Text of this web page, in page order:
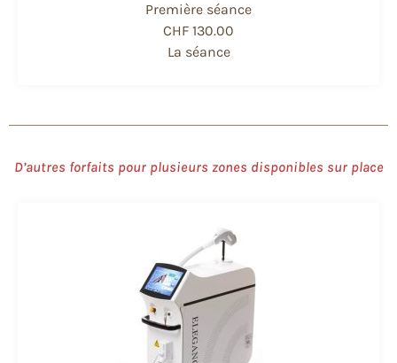
Première séance
CHF 130.00
La séance
D’autres forfaits pour plusieurs zones disponibles sur place